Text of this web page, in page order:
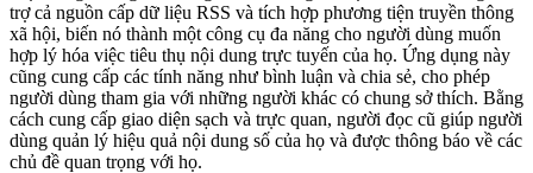
trợ cả nguồn cấp dữ liệu RSS và tích hợp phương tiện truyền thông
xã hội, biến nó thành một công cụ đa năng cho người dùng muốn
hợp lý hóa việc tiêu thụ nội dung trực tuyến của họ. Ứng dụng này
cũng cung cấp các tính năng như bình luận và chia sẻ, cho phép
người dùng tham gia với những người khác có chung sở thích. Bằng
cách cung cấp giao diện sạch và trực quan, người đọc cũ giúp người
dùng quản lý hiệu quả nội dung số của họ và được thông báo về các
chủ đề quan trọng với họ.